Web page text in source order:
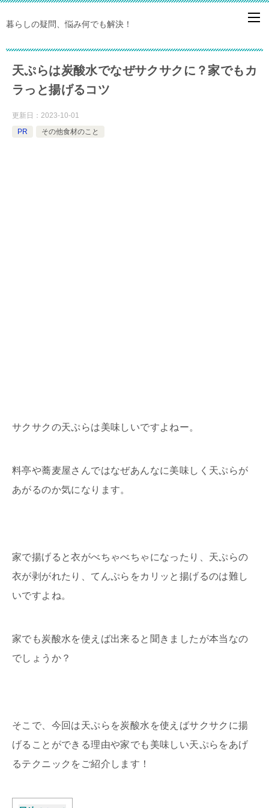
暮らしの疑問、悩み何でも解決！
天ぷらは炭酸水でなぜサクサクに？家でもカ
ラっと揚げるコツ
更新日： 2023-10-01
PR
その他食材のこと
サクサクの天ぷらは美味しいですよねー。
料亭や蕎麦屋さんではなぜあんなに美味しく天ぷらが
あがるのか気になります。
家で揚げると衣がべちゃべちゃになったり、天ぷらの
衣が剥がれたり、てんぷらをカリッと揚げるのは難し
いですよね。
家でも炭酸水を使えば出来ると聞きましたが本当なの
でしょうか？
そこで、今回は天ぷらを炭酸水を使えばサクサクに揚
げることができる理由や家でも美味しい天ぷらをあげ
るテクニックをご紹介します！